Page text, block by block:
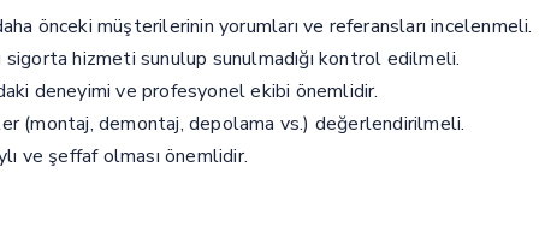
önceki müşterilerinin yorumları ve referansları incelenmeli.
sigorta hizmeti sunulup sunulmadığı kontrol edilmeli.
deneyimi ve profesyonel ekibi önemlidir.
(montaj, demontaj, depolama vs.) değerlendirilmeli.
ve şeffaf olması önemlidir.